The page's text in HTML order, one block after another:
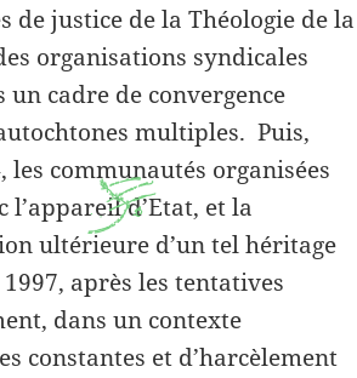
J
de justice de la Théologie de la
organisations syndicales
cadre de convergence
multiples. Puis,
les communautés organisées
d’Etat, et la
ultérieure d’un tel héritage
après les tentatives
dans un contexte
constantes et d’harcèlement